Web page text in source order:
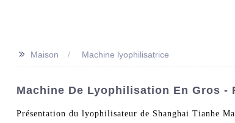
>> Maison Machine lyophilisatrice
Machine De Lyophilisation En Gros
Présentation du lyophilisateur de Shanghai Tianhe